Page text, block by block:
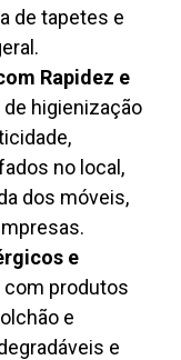
de tapetes e
Rapidez e
higienização
no local,
dos móveis,
e
com produtos
e
e